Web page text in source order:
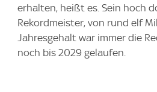
erhalten, heißt es. Sein hoch
Rekordmeister, von rund elf
Jahresgehalt war immer die
noch bis 2029 gelaufen.